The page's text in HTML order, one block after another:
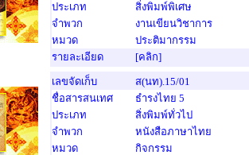
ประเภท
สิ่งพิมพ์พิเศษ
จำพวก
งานเขียนวิชาการ
หมวด
ประติมากรรม
รายละเอียด
[คลิก]
เลขจัดเก็บ
ส(นท).15/01
ชื่อสารสนเทศ
ธำรงไทย 5
ประเภท
สิ่งพิมพ์ทั่วไป
จำพวก
หนังสือภาษาไทย
หมวด
กิจกรรม